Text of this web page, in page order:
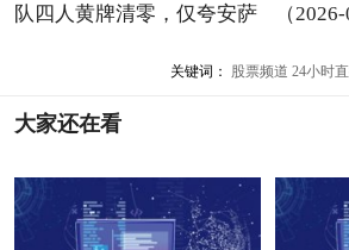
队四人黄牌清零，仅夸安萨
（
关键词： 股票频道 24小时
大家还在看